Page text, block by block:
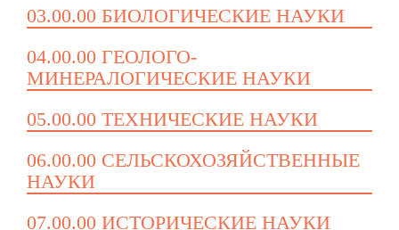
03.00.00 БИОЛОГИЧЕСКИЕ НАУКИ
04.00.00 ГЕОЛОГО-
МИНЕРАЛОГИЧЕСКИЕ НАУКИ
05.00.00 ТЕХНИЧЕСКИЕ НАУКИ
06.00.00 СЕЛЬСКОХОЗЯЙСТВЕННЫЕ
НАУКИ
07.00.00 ИСТОРИЧЕСКИЕ НАУКИ